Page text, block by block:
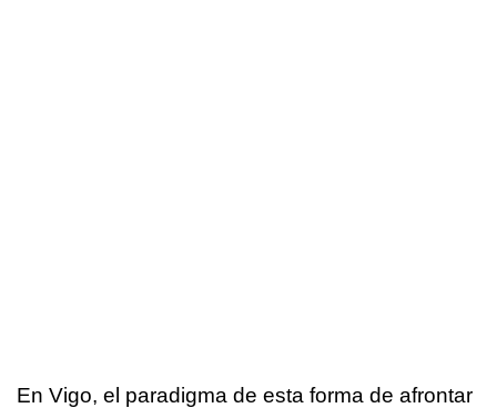
En Vigo, el paradigma de esta forma de afrontar